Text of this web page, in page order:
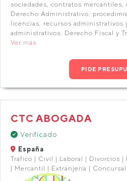
sociedades, contratos
Derecho Administrativo:
licencias, recursos administrativos
administrativos. Derecho Fiscal y
Ver más
PIDE
CTC ABOGADA
Verificado
España
Tráfico | Civil | Laboral | Divorcios |
| Mercantil | Extranjería |